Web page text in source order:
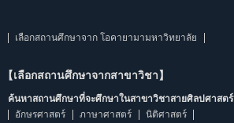
เลือกสถานศึกษาจาก โอคายามามหาวิทยาลัย
【เลือกสถานศึกษาจากสาขาวิชา】
ค้นหาสถานศึกษาที่จะศึกษาในสาขาวิชาสายศิลปศาสตร์
อักษรศาสตร์
ภาษาศาสตร์
นิติศาสตร์